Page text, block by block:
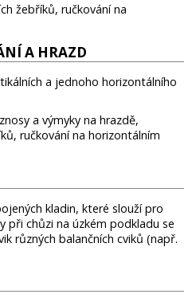
žebříků, ručkování na
A HRAZD
a jednoho horizontálního
a výmyky na hrazdě,
ručkování na horizontálním
kladin, které slouží pro
při chůzi na úzkém podkladu se
různých balančních cviků (např.